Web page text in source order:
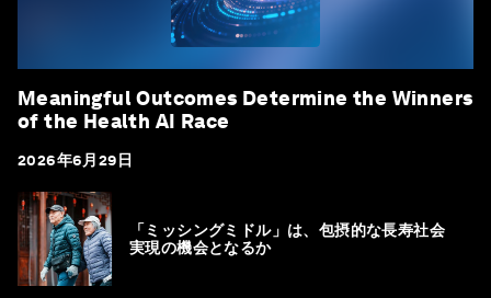
Meaningful Outcomes Determine the Winners
of the Health AI Race
2026年6月29日
「ミッシングミドル」は、包摂的な長寿社会
実現の機会となるか